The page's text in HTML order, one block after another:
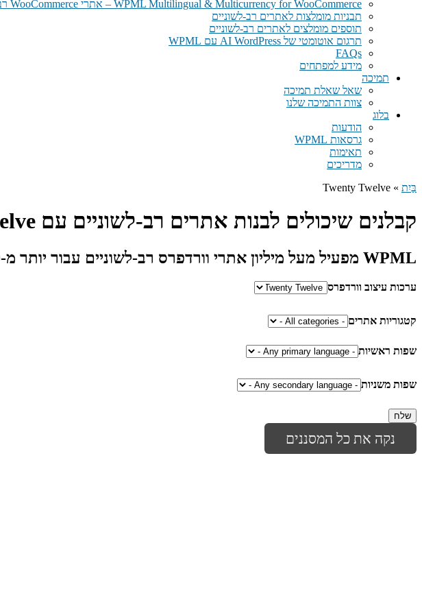
WPML Multilingual & Multicurrency for WooCommerce – אתרי WooCommerce רב לשוניים בקלות
תבניות מומלצות לאתרים רב-לשוניים
תוספים מומלצים לאתרים רב-לשוניים
תרגום אוטומטי של AI WordPress עם WPML
FAQs
מידע למפתחים
תמיכה
שאל שאלת תמיכה
צוות התמיכה שלנו
בלוג
הודעות
גרסאות WPML
תאימות
מדריכים
בַּיִת » Twenty Twelve
קבלנים שיכולים לבנות אתרים רב-לשוניים עם Twenty Twelve
WPML מפעיל מעל מיליון אתרי וורדפרס רב-לשוניים עבור יותר מ-250,000 לקוחות
ערכות עיצוב וורדפרס
קטגוריות אתרים
שפות ראשיות
שפות משניות
נקה את כל המסננים